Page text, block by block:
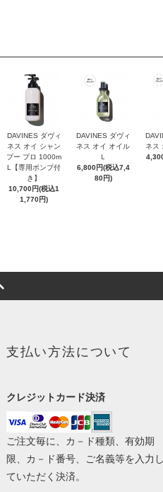
DAVINES ダヴィ
ネス オイ シャン
プー プロ 1000m
L【専用ポンプ付
き】
10,700円(税込1
1,770円)
DAVINES ダヴィ
ネス オイ オイル
Ｌ
6,800円(税込7,4
80円)
ネス
支払い方法について
クレジットカード決済
ご注文毎に、カ－ド種類、有効期
限、カ－ド番号、ご名義等を入力し
ていただく決済。